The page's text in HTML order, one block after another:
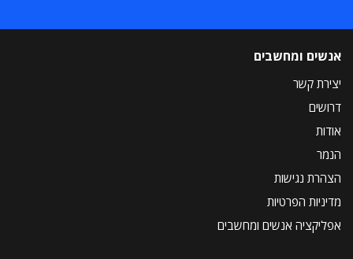
אנשים ומחשבים
יצירת קשר
דרושים
אודות
הנמר
הצהרת נגישות
מדיניות הפרטיות
אפליקציה אנשים ומחשבים